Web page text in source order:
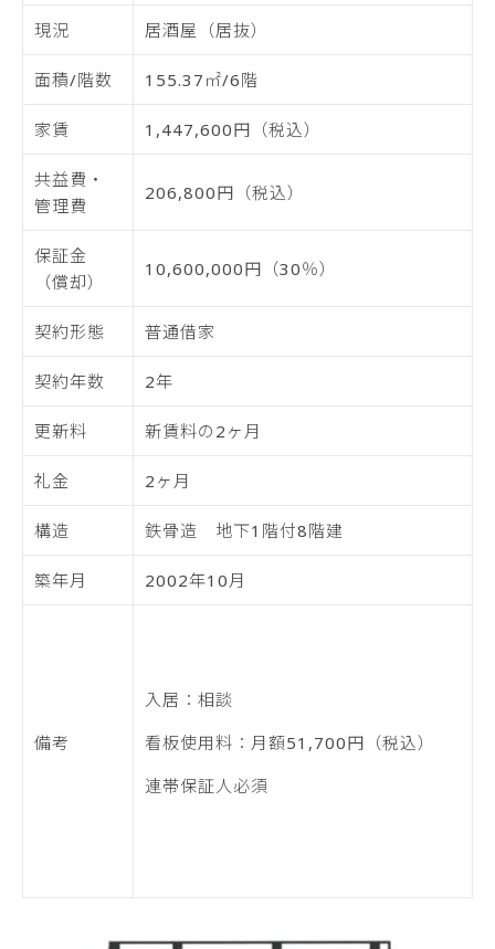
現況 居酒屋（居抜）
面積/階数 155.37㎡/6階
家賃 1,447,600円（税込）
共益費・
管理費
206,800円（税込）
保証金
（償却）
10,600,000円（30％）
契約形態 普通借家
契約年数 2年
更新料 新賃料の2ヶ月
礼金 2ヶ月
構造 鉄骨造 地下1階付8階建
築年月 2002年10月
備考
入居：相談
看板使用料：月額51,700円（税込）
連帯保証人必須